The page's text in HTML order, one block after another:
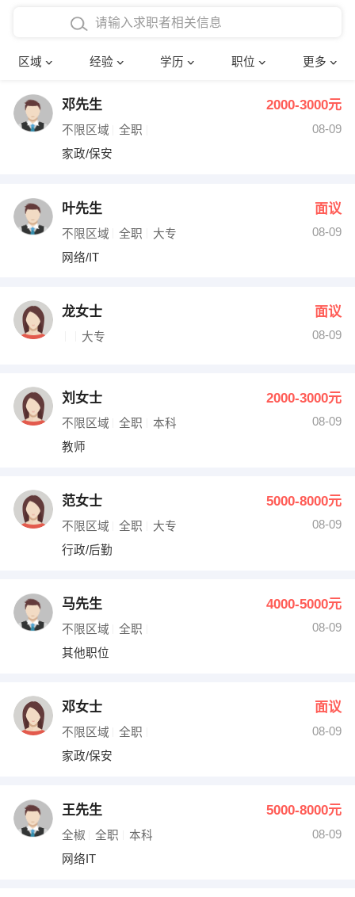
区域 经验 学历 职位 更多
在校学生工作经验
四年以上工作经验
五年以上工作经验
博士
文员 护士
财务会计
网络IT
收银员
水电/机修
编辑
跟单
其他职位
确定
邓先生 2000-3000元
不限区域 全职
08-09
家政/保安
叶先生 面议
不限区域 全职 大专
08-09
网络/IT
龙女士 面议
大专 08-09
刘女士 2000-3000元
不限区域 全职 本科
08-09
教师
范女士 5000-8000元
不限区域 全职 大专
08-09
行政/后勤
马先生 4000-5000元
不限区域 全职
08-09
其他职位
邓女士 面议
不限区域 全职
08-09
家政/保安
王先生 5000-8000元
全椒 全职 本科
08-09
网络IT